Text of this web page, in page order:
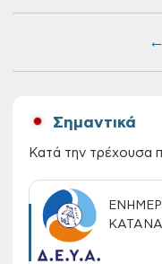
Σημαντικά
Κατά την τρέχουσα